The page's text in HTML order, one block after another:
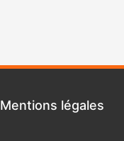
Mentions légales